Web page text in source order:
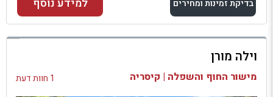
בדיקת זמינות ומחירים
למתחם זה
בדיקת זמינות ומחירים
למידע נוסף
וילה מורן
מישור החוף והשפלה | קיסריה 1 חוות דעת